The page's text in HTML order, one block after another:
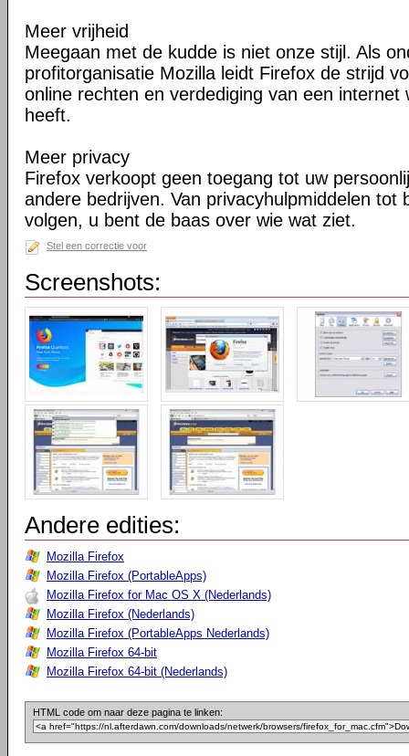
Meer vrijheid
Meegaan met de kudde is niet onze stijl. Als
profitorganisatie Mozilla leidt Firefox de strijd
online rechten en verdediging van een internet
heeft.
Meer privacy
Firefox verkoopt geen toegang tot uw
andere bedrijven. Van privacyhulpmiddelen tot
volgen, u bent de baas over wie wat ziet.
Stel een correctie voor
Screenshots:
Andere edities:
Mozilla Firefox
Mozilla Firefox (PortableApps)
Mozilla Firefox for Mac OS X (Nederlands)
Mozilla Firefox (Nederlands)
Mozilla Firefox (PortableApps Nederlands)
Mozilla Firefox 64-bit
Mozilla Firefox 64-bit (Nederlands)
HTML code om naar deze pagina te linken: